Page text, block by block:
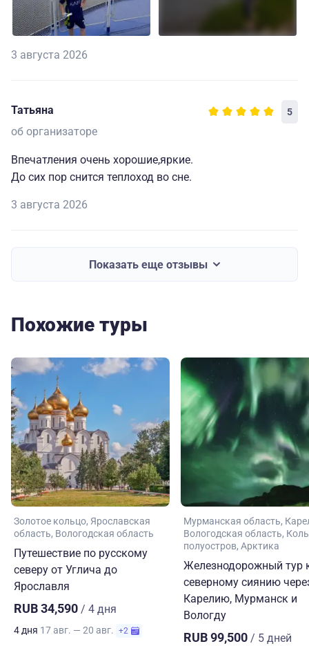
3 августа 2026
Татьяна 5
об организаторе
Впечатления очень хорошие,яркие.
До сих пор снится теплоход во сне.
3 августа 2026
Показать еще отзывы
Похожие туры
Золотое кольцо Ярославская
область Вологодская область
Путешествие по русскому
северу от Углича до
Ярославля
RUB 34,590 / 4 дня
4 дня 17 авг. — 20 авг. +2
Мурманская область
Вологодская область
полуостров Арктика
Железнодорожный тур
северному сиянию
Карелию, Мурманск и
Вологду
RUB 99,500 / 5 дней